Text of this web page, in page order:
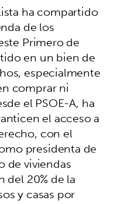
ha compartido
de los
Primero de
en un bien de
especialmente
comprar ni
el PSOE-A, ha
el acceso a
con el
presidenta de
de viviendas
del 20% de la
y casas por